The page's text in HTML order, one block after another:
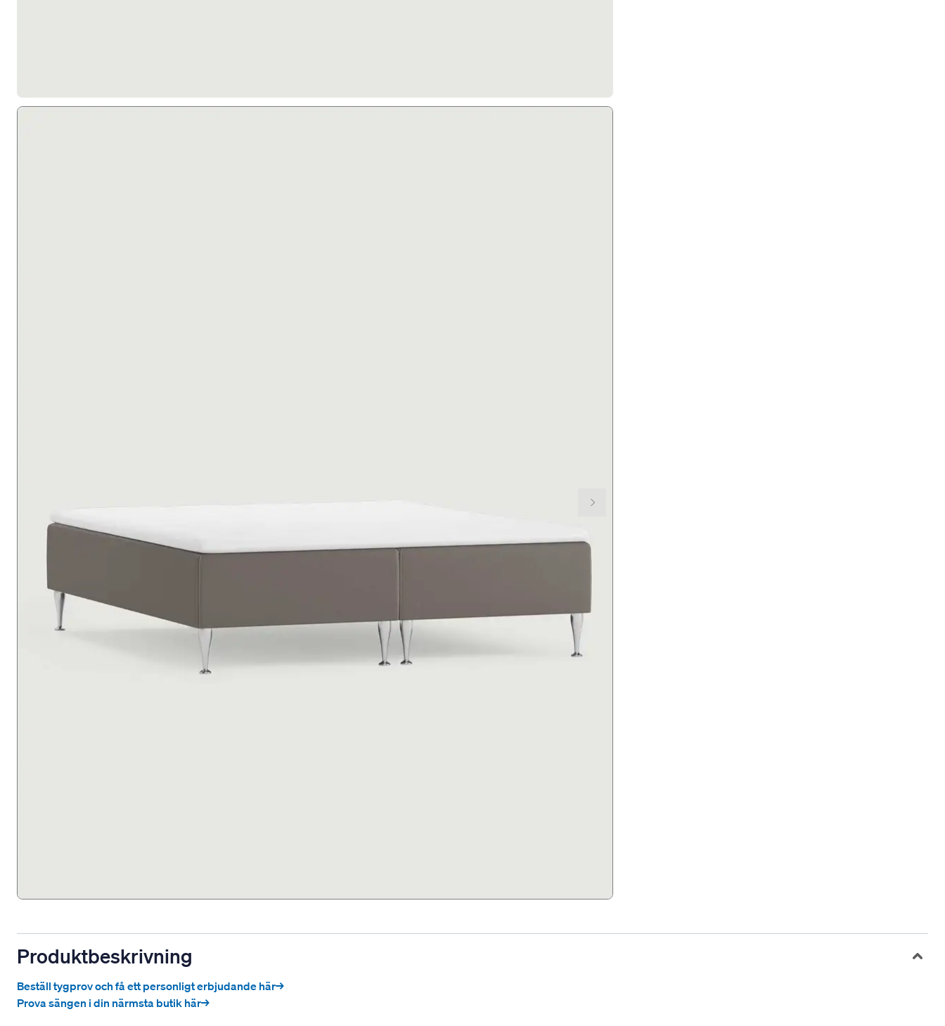
Produktbeskrivning
Beställ tygprov och få ett personligt erbjudande här→
Prova sängen i din närmsta butik här→